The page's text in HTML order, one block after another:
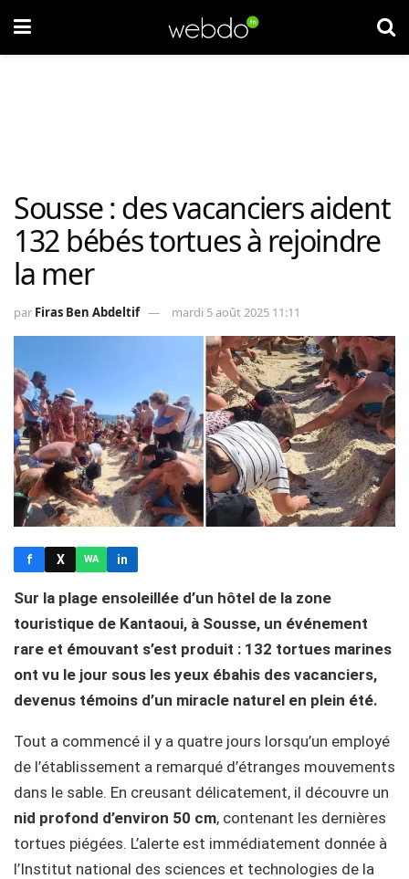
Sousse : des vacanciers aident
132 bébés tortues à rejoindre
la mer
par Firas Ben Abdeltif mardi 5 août 2025 11:11
f X WA in
Sur la plage ensoleillée d’un hôtel de la zone
touristique de Kantaoui, à Sousse, un événement
rare et émouvant s’est produit : 132 tortues marines
ont vu le jour sous les yeux ébahis des vacanciers,
devenus témoins d’un miracle naturel en plein été.
Tout a commencé il y a quatre jours lorsqu’un employé
de l’établissement a remarqué d’étranges mouvements
dans le sable. En creusant délicatement, il découvre un
nid profond d’environ 50 cm, contenant les dernières
tortues piégées. L’alerte est immédiatement donnée à
l’Institut national des sciences et technologies de la